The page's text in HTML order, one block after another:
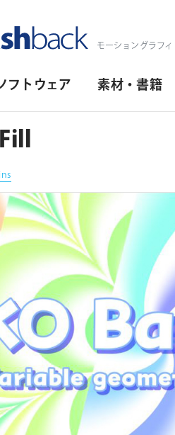
モーショングラフ
フトウェア 素材・書籍